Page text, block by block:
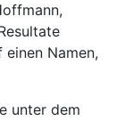
Namen,
unter dem